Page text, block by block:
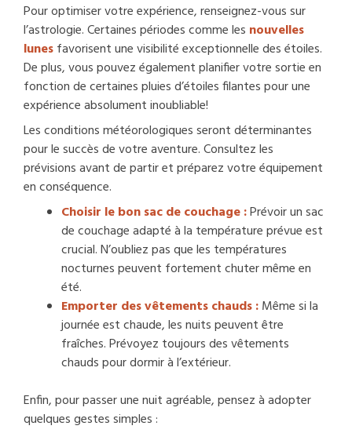
Pour optimiser votre expérience, renseignez-vous sur
l’astrologie. Certaines périodes comme les nouvelles
lunesfavorisent une visibilité exceptionnelle des étoiles.
De plus, vous pouvez également planifier votre sortie en
fonction de certaines pluies d’étoiles filantes pour une
expérience absolument inoubliable!
Les conditions météorologiques seront déterminantes
pour le succès de votre aventure. Consultez les
prévisions avant de partir et préparez votre équipement
en conséquence.
Choisir le bon sac de couchage :Prévoir un sac
de couchage adapté à la température prévue est
crucial. N’oubliez pas que les températures
nocturnes peuvent fortement chuter même en
été.
Emporter des vêtements chauds :Même si la
journée est chaude, les nuits peuvent être
fraîches. Prévoyez toujours des vêtements
chauds pour dormir à l’extérieur.
Enfin, pour passer une nuit agréable, pensez à adopter
quelques gestes simples :